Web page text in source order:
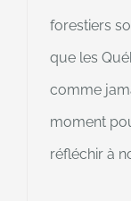
forestiers
que les
comme
moment
réfléchir à